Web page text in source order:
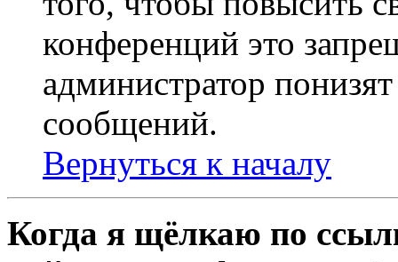
конференций это
администратор
сообщений.
Вернуться к началу
Когда я щёлкаю по